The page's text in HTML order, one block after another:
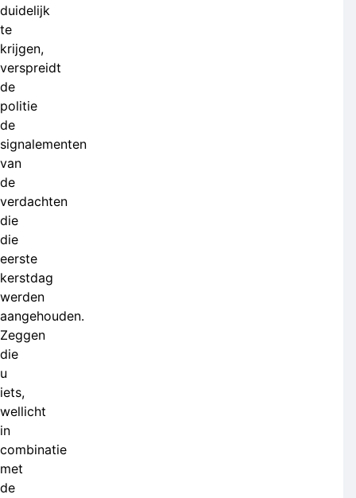
duidelijk
te
krijgen,
verspreidt
de
politie
de
signalementen
van
de
verdachten
die
die
eerste
kerstdag
werden
aangehouden.
Zeggen
die
u
iets,
wellicht
in
combinatie
met
de